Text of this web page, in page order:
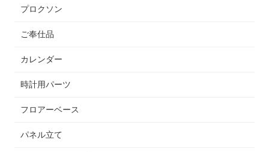
プロクソン
ご奉仕品
カレンダー
時計用パーツ
フロアーベース
パネル立て